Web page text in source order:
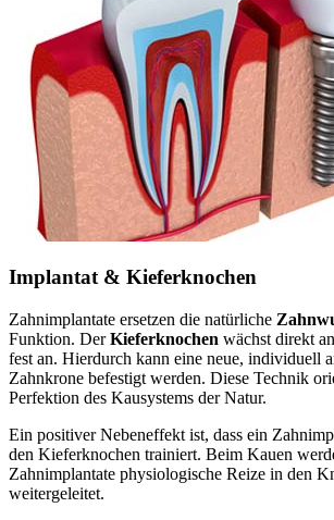
Implantat & Kieferknochen
Zahnimplantate ersetzen die natürliche
Funktion. DerKieferknochen wächst direkt
fest an. Hierdurch kann eine neue, individuell
Zahnkrone befestigt werden. Diese Technik
Perfektion des Kausystems der Natur.
Ein positiver Nebeneffekt ist, dass ein
den Kieferknochen trainiert. Beim Kauen
Zahnimplantate physiologische Reize in den
weitergeleitet.